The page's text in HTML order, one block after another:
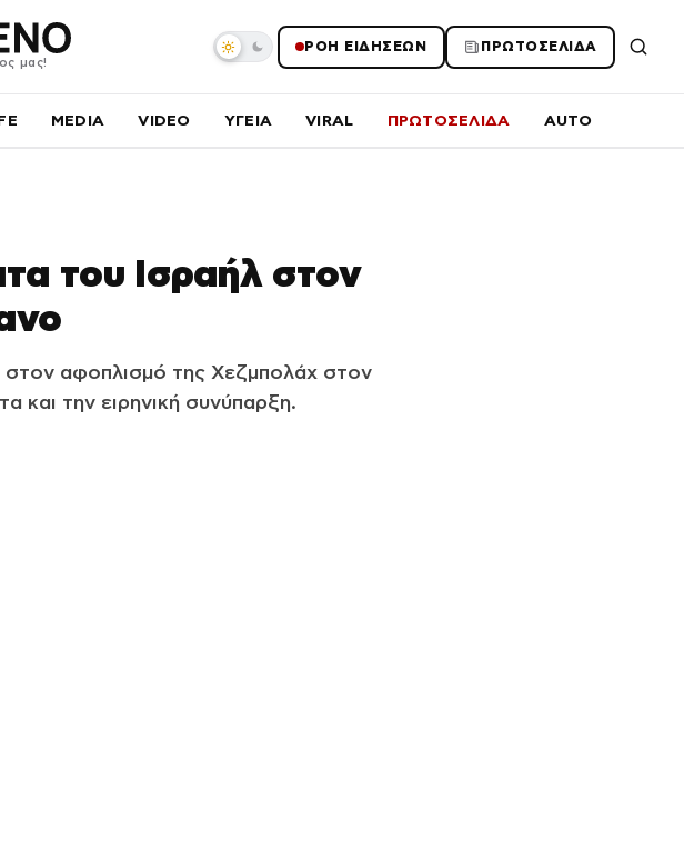
μας!
ΡΟΗ ΕΙΔΗΣΕΩΝ ΠΡΩΤΟΣΕΛΙΔΑ
MEDIA VIDEO ΥΓΕΙΑ VIRAL ΠΡΩΤΟΣΕΛΙΔΑ AUTO
του Ισραήλ στον
στον αφοπλισμό της Χεζμπολάχ στον
και την ειρηνική συνύπαρξη.